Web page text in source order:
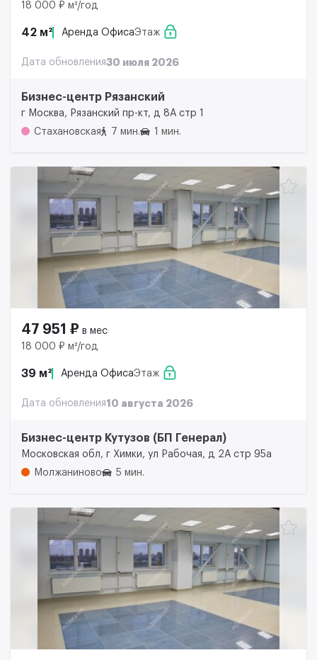
18 000 ₽ м²/год
42 м² Аренда ОфисаЭтаж
Дата обновления30 июля 2026
Бизнес-центр Рязанский
г Москва, Рязанский пр-кт, д 8А стр 1
Стахановская
7 мин. 1 мин.
47 951 ₽ в мес
18 000 ₽ м²/год
39 м² Аренда ОфисаЭтаж
Дата обновления10 августа 2026
Бизнес-центр Кутузов (БП Генерал)
Московская обл, г Химки, ул Рабочая, д 2А стр 95а
Молжаниново
5 мин.